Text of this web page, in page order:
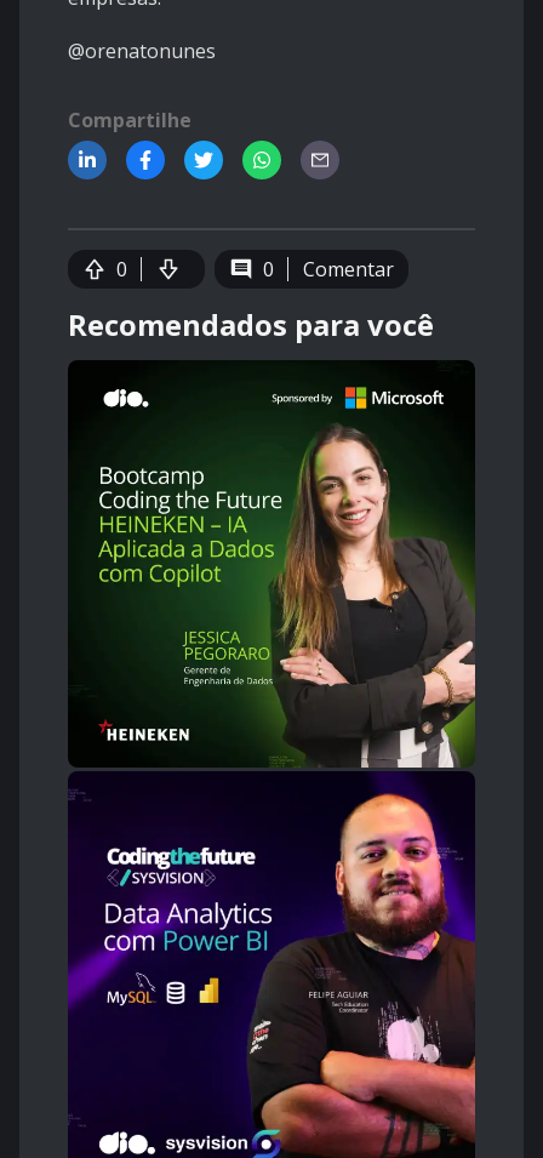
@orenatonunes
Compartilhe
0 0 Comentar
Recomendados para você